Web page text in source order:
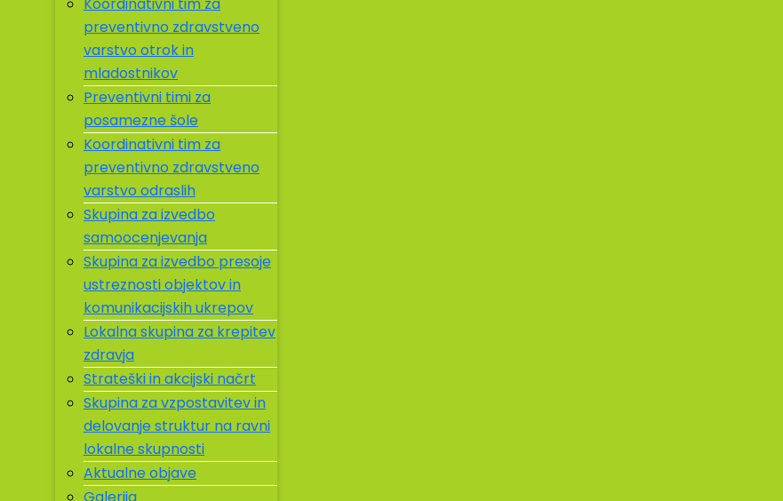
preventivno zdravstveno
varstvo otrok in
mladostnikov
Preventivni timi za
posamezne šole
Koordinativni tim za
preventivno zdravstveno
varstvo odraslih
Skupina za izvedbo
samoocenjevanja
Skupina za izvedbo presoje
ustreznosti objektov in
komunikacijskih ukrepov
Lokalna skupina za krepitev
zdravja
Strateški in akcijski načrt
Skupina za vzpostavitev in
delovanje struktur na ravni
lokalne skupnosti
Aktualne objave